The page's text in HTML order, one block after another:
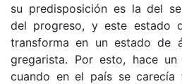
su predisposición es la del
del progreso, y este estado
transforma en un estado de
gregarista. Por esto, hace
cuando en el país se care­cía